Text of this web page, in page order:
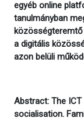
egyéb online
tanulmányban
a digitális
azon belüli
Abstract: The
socialisation.